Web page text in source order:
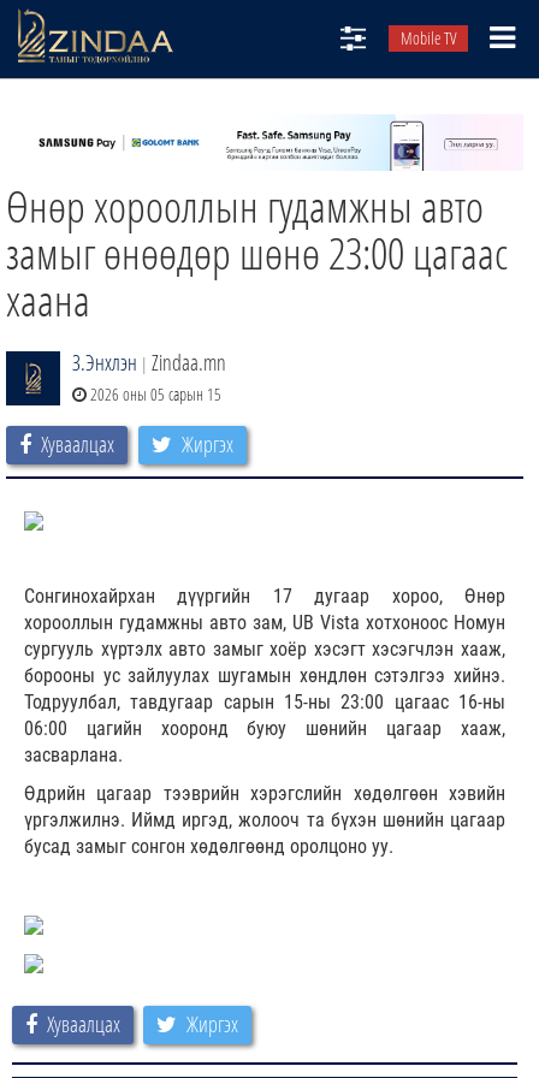
Mobile TV
ТВ8
ӨГЛӨӨНИЙ СОНИН
АУДИО ЗОХИОЛ
Өнөр хорооллын гудамжны авто
замыг өнөөдөр шөнө 23:00 цагаас
хаана
З.Энхлэн | Zindaa.mn
2026 оны 05 сарын 15
Хуваалцах Жиргэх
Сонгинохайрхан дүүргийн 17 дугаар хороо, Өнөр
хорооллын гудамжны авто зам, UB Vista хотхоноос Номун
сургууль хүртэлх авто замыг хоёр хэсэгт хэсэгчлэн хааж,
борооны ус зайлуулах шугамын хөндлөн сэтэлгээ хийнэ.
Тодруулбал, тавдугаар сарын 15-ны 23:00 цагаас 16-ны
06:00 цагийн хооронд буюу шөнийн цагаар хааж,
засварлана.
Өдрийн цагаар тээврийн хэрэгслийн хөдөлгөөн хэвийн
үргэлжилнэ. Иймд иргэд, жолооч та бүхэн шөнийн цагаар
бусад замыг сонгон хөдөлгөөнд оролцоно уу.
Хуваалцах Жиргэх